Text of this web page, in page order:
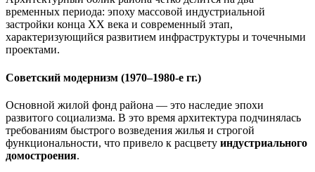
временных периода: эпоху массовой индустриальной
застройки конца XX века и современный этап,
характеризующийся развитием инфраструктуры и точечными
проектами.
Советский модернизм (1970–1980-е гг.)
Основной жилой фонд района — это наследие эпохи
развитого социализма. В это время архитектура подчинялась
требованиям быстрого возведения жилья и строгой
функциональности, что привело к расцвету индустриального
домостроения.